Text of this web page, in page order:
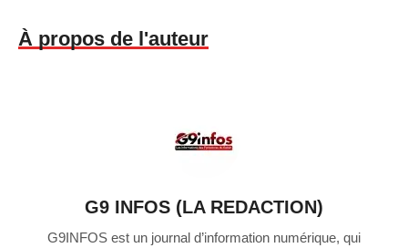
À propos de l'auteur
G9 INFOS (LA REDACTION)
G9INFOS est un journal d’information numérique, qui